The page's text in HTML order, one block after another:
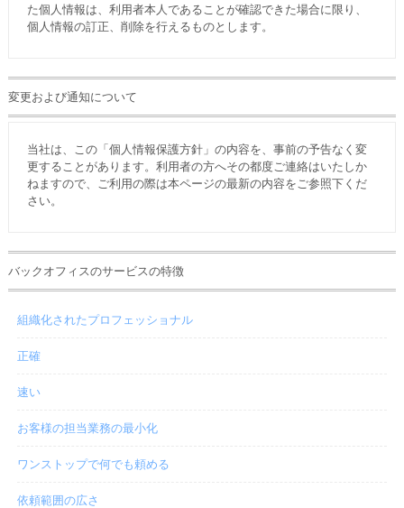
た個人情報は、利用者本人であることが確認できた場合に限り、
個人情報の訂正、削除を行えるものとします。
変更および通知について
当社は、この「個人情報保護方針」の内容を、事前の予告なく変
更することがあります。利用者の方へその都度ご連絡はいたしか
ねますので、ご利用の際は本ページの最新の内容をご参照下くだ
さい。
バックオフィスのサービスの特徴
組織化されたプロフェッショナル
正確
速い
お客様の担当業務の最小化
ワンストップで何でも頼める
依頼範囲の広さ